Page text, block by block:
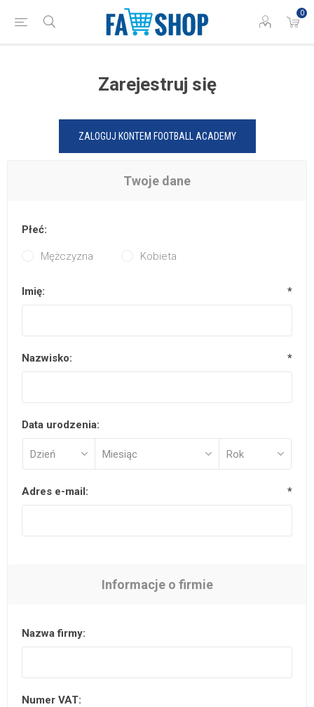
0
Zarejestruj się
ZALOGUJ KONTEM FOOTBALL ACADEMY
Twoje dane
Płeć:
Mężczyzna Kobieta
Imię: *
Nazwisko: *
Data urodzenia:
Adres e-mail: *
Informacje o firmie
Nazwa firmy:
Numer VAT: